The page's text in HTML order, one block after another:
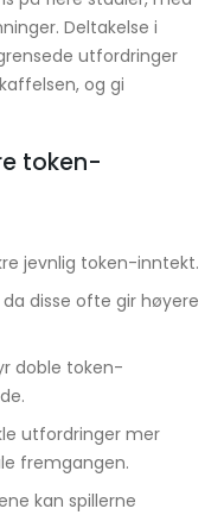
Deltakelse i
utfordringer
og gi
token-
jevnlig token-inntekt.
disse ofte gir høyere
doble token-
utfordringer mer
fremgangen.
kan spillerne